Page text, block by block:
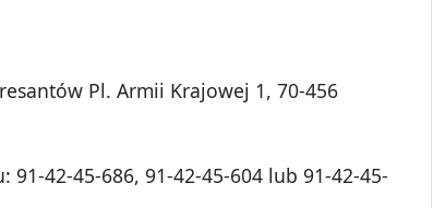
Pl. Armii Krajowej 1, 70-456
42-45-686, 91-42-45-604 lub 91-42-45-